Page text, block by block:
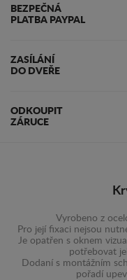
BEZPEČNÁ
PLATBA PAYPAL
ZASÍLÁNÍ
DO DVEŘE
ODKOUPIT
ZÁRUCE
Vyrobeno z
Pro její fixaci nejsou
Je opatřen s oknem
potřebovat
Dodaní s montážním
pořadí